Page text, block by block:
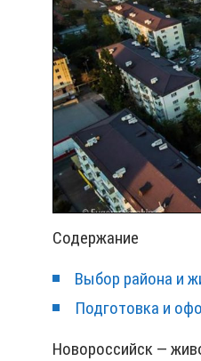
Содержание
Выбор района и
Подготовка и
Новороссийск —